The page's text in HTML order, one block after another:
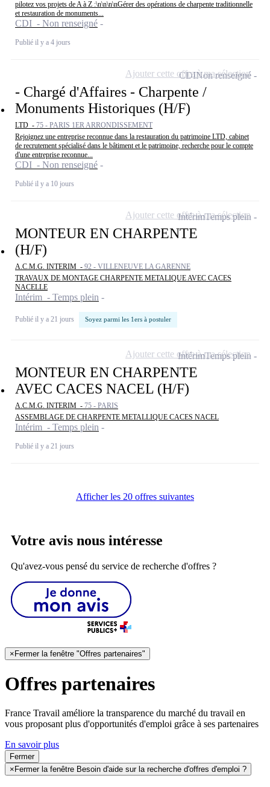
pilotez vos projets de A à Z :\n\n\n\nGérer des opérations de charpente traditionnelle
et restauration de monuments...
CDI - Non renseigné
Publié il y a 4 jours
- Chargé d'Affaires - Charpente /
Monuments Historiques (H/F)
LTD - 75 - PARIS 1ER ARRONDISSEMENT
Rejoignez une entreprise reconnue dans la restauration du patrimoine LTD, cabinet
de recrutement spécialisé dans le bâtiment et le patrimoine, recherche pour le compte
d'une entreprise reconnue...
CDI - Non renseigné
Publié il y a 10 jours
CDINon renseigné
Ajouter cette offre à ma sélection
MONTEUR EN CHARPENTE
(H/F)
A.C.M.G. INTERIM - 92 - VILLENEUVE LA GARENNE
TRAVAUX DE MONTAGE CHARPENTE METALIQUE AVEC CACES
NACELLE
Intérim - Temps plein
Publié il y a 21 jours Soyez parmi les 1ers à postuler
IntérimTemps plein
Ajouter cette offre à ma sélection
MONTEUR EN CHARPENTE
AVEC CACES NACEL (H/F)
A.C.M.G. INTERIM - 75 - PARIS
ASSEMBLAGE DE CHARPENTE METALLIQUE CACES NACEL
Intérim - Temps plein
Publié il y a 21 jours
IntérimTemps plein
Ajouter cette offre à ma sélection
Afficher les 20 offres suivantes
Votre avis nous intéresse
Qu'avez-vous pensé du service de recherche d'offres ?
×Fermer la fenêtre "Offres partenaires"
Offres partenaires
France Travail améliore la transparence du marché du travail en
vous proposant plus d'opportunités d'emploi grâce à ses partenaires
En savoir plus
Fermer
× Fermer la fenêtre Besoin d'aide sur la recherche d'offres d'emploi ?